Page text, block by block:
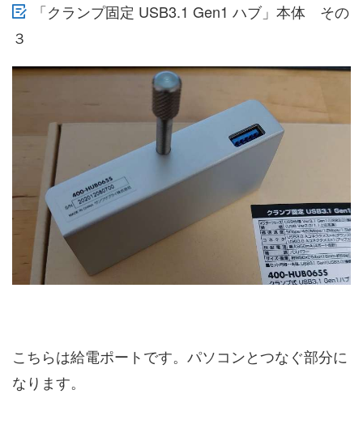
「クランプ固定 USB3.1 Gen1 ハブ」本体 その
３
こちらは給電ポートです。パソコンとつなぐ部分に
なります。